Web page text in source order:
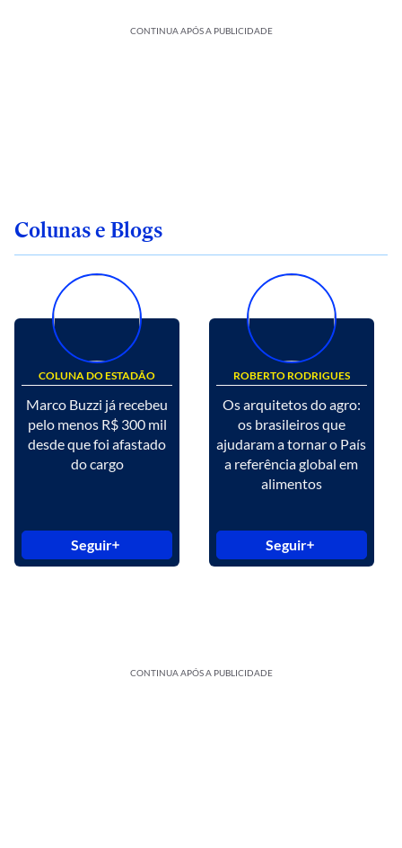
CONTINUA APÓS A PUBLICIDADE
Colunas e Blogs
COLUNA DO ESTADÃO
Marco Buzzi já recebeu
pelo menos R$ 300 mil
desde que foi afastado
do cargo
Seguir
ROBERTO RODRIGUES
Os arquitetos do agro:
os brasileiros que
ajudaram a tornar o País
a referência global em
alimentos
Seguir
CONTINUA APÓS A PUBLICIDADE